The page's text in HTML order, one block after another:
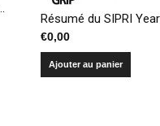
de l’Observatoire Boutros-Ghali
€0,00
Ajouter au panier